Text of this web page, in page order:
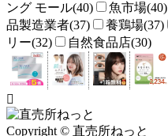
ング モール(40)
魚市場(40)
品製造業者(37)
養鶏場(37)
リー(32)
自然食品店(30)
Copyright © 直売所ねっと